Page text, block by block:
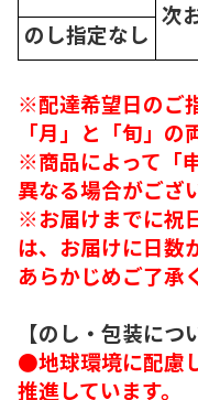
次
のし指定なし
※配達希望日のご
「月」と「旬」の
※商品によって「
異なる場合がござ
※お届けまでに祝
は、お届けに日数
あらかじめご了
【のし・包装につ
●地球環境に配慮
推進しています。